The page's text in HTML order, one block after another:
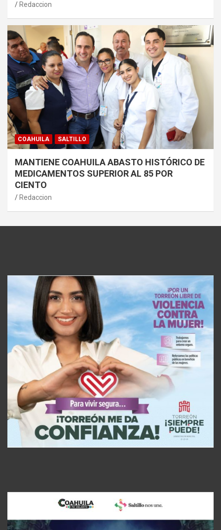
Redaccion
COAHUILA SALTILLO
MANTIENE COAHUILA ABASTO HISTÓRICO DE
MEDICAMENTOS SUPERIOR AL 85 POR
CIENTO
Redaccion